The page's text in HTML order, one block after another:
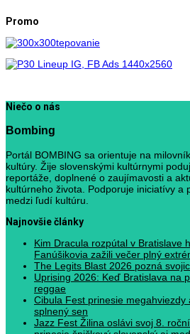
Promo
Niečo o nás
Bombing
Portál BOMBING sa orientuje na
kultúry. Žije slovenskými kultúrnymi
reportáže, doplnené o zaujímavosti a
kultúrneho života. Podporuje iniciatívy a
medzi ľudí kultúru.
Najnovšie články
Kim Dracula rozpútal v Bratislave
Fanúšikovia zažili večer plný
The Legits Blast 2026 pozná
Uprising 2026: Keď Bratislava na
reggae
Cibula Fest prinesie
splnený sen
Jazz Fest Žilina oslávi svoj 8.